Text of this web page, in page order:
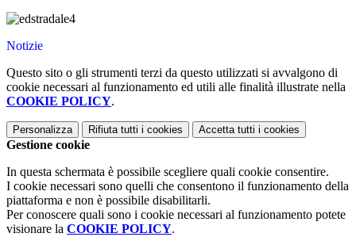
Notizie
Questo sito o gli strumenti terzi da questo utilizzati si avvalgono di
cookie necessari al funzionamento ed utili alle finalità illustrate nella
COOKIE POLICY.
Personalizza Rifiuta tutti i cookies Accetta tutti i cookies
Gestione cookie
In questa schermata è possibile scegliere quali cookie consentire.
I cookie necessari sono quelli che consentono il funzionamento della
piattaforma e non è possibile disabilitarli.
Per conoscere quali sono i cookie necessari al funzionamento potete
visionare la COOKIE POLICY.